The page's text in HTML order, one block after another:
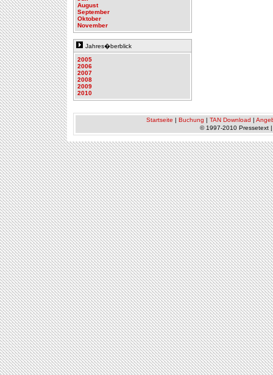
August
September
Oktober
November
Jahres�berblick
2005
2006
2007
2008
2009
2010
Startseite | Buchung | TAN Download |
© 1997-2010 Pressetext